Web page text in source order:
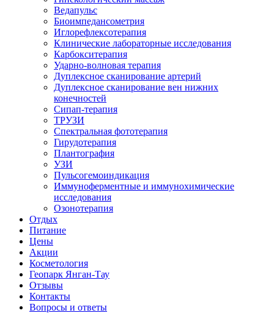
Ведапульс
Биоимпедансометрия
Иглорефлексотерапия
Клинические лабораторные исследования
Карбокситерапия
Ударно-волновая терапия
Дуплексное сканирование артерий
Дуплексное сканирование вен нижних
конечностей
Сипап-терапия
ТРУЗИ
Спектральная фототерапия
Гирудотерапия
Плантография
УЗИ
Пульсогемоиндикация
Иммуноферментные и иммунохимические
исследования
Озонотерапия
Отдых
Питание
Цены
Акции
Косметология
Геопарк Янган-Тау
Отзывы
Контакты
Вопросы и ответы